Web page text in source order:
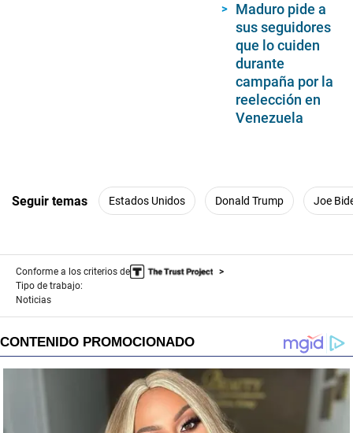
Maduro pide a
sus seguidores
que lo cuiden
durante
campaña por la
reelección en
Venezuela
Seguir temas Estados Unidos Donald Trump Joe
Conforme a los criterios de
Tipo de trabajo:
Noticias